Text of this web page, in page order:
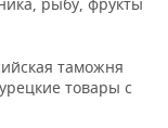
таможня
товары с